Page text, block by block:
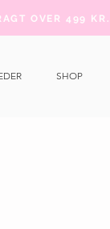
OVER 499 KR.
SHOP